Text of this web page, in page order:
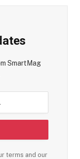
SmartMag
terms and our